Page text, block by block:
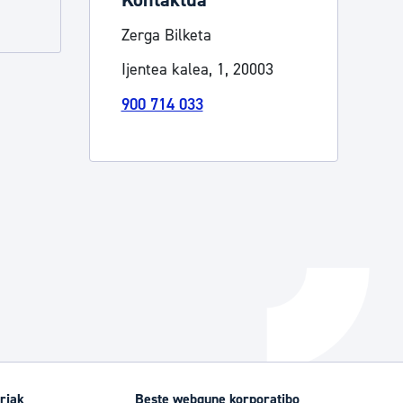
Izapideen katalogoa
Tramitaziorako laguntza
Zerga Bilketa
Ijentea kalea, 1, 20003
900 714 033
Beste webgune korporatibo